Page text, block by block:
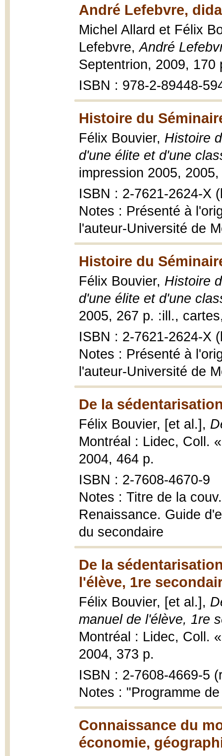
André Lefebvre,
Michel Allard et Félix
Lefebvre,André
Septentrion, 2009, 170
ISBN : 978-2-89448-
Histoire du
Félix Bouvier, Histoire
d'une élite et d'une
impression 2005,
ISBN : 2-7621-2624-X
Notes : Présenté à
l'auteur-Université de
Histoire du
Félix Bouvier, Histoire
d'une élite et d'une
2005, 267 p. :ill.,
ISBN : 2-7621-2624-X
Notes : Présenté à
l'auteur-Université de
De la
Félix Bouvier, [et al.],
Montréal : Lidec, Coll.
2004, 464 p.
ISBN : 2-7608-4670-9
Notes : Titre de la
Renaissance. Guide
du secondaire
De la
l'élève, 1re
Félix Bouvier, [et al.],
manuel de l'élève, 1re
Montréal : Lidec, Coll.
2004, 373 p.
ISBN : 2-7608-4669-5
Notes : "Programme
Connaissance du
économie,